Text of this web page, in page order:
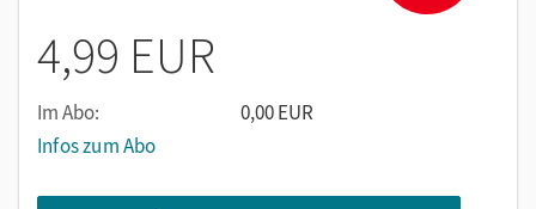
4,99 EUR
Im Abo:
0,00 EUR
Infos zum Abo